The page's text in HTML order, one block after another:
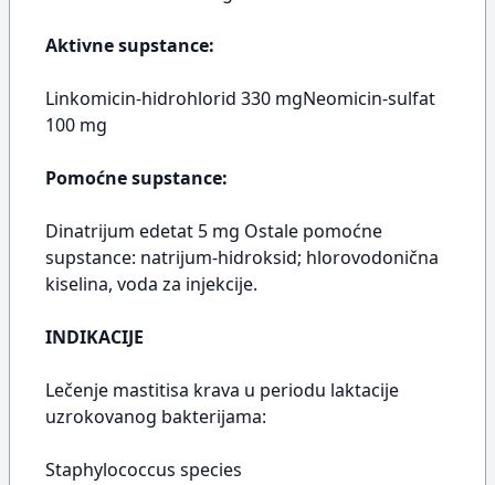
Aktivne supstance:
Linkomicin-hidrohlorid 330 mgNeomicin-sulfat
100 mg
Pomoćne supstance:
Dinatrijum edetat 5 mg Ostale pomoćne
supstance: natrijum-hidroksid; hlorovodonična
kiselina, voda za injekcije.
INDIKACIJE
Lečenje mastitisa krava u periodu laktacije
uzrokovanog bakterijama:
Staphylococcus species